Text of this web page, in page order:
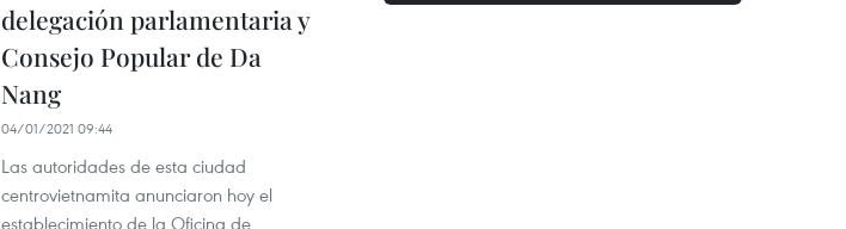
delegación parlamentaria y
Consejo Popular de Da
Nang
04/01/2021 09:44
Las autoridades de esta ciudad
centrovietnamita anunciaron hoy el
establecimiento de la Oficina de